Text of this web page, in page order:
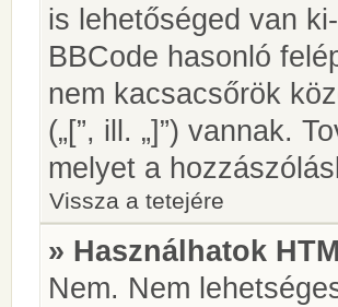
is lehetőséged van
BBCode hasonló
nem kacsacsőrök
(„[”, ill. „]”) vannak.
melyet a
Vissza a tetejére
» Használhatok
Nem. Nem